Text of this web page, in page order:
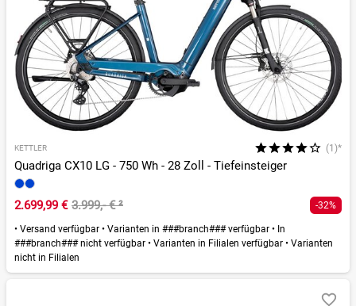
KETTLER (1)*
Quadriga CX10 LG - 750 Wh - 28 Zoll - Tiefeinsteiger
2.699,99 € 3.999,- €² -32%
• Versand verfügbar • Varianten in ###branch### verfügbar • In
###branch### nicht verfügbar • Varianten in Filialen verfügbar • Varianten
nicht in Filialen